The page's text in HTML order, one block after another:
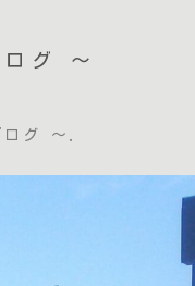
グ ～
グ ～.